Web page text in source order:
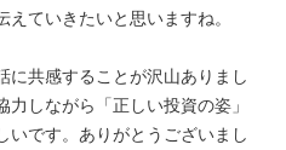
ていきたいと思いますね。
に共感することが沢山ありまし
しながら「正しい投資の姿」
いです。ありがとうございまし